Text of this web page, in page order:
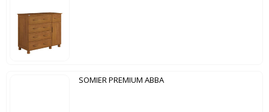
SOMIER PREMIUM ABBA